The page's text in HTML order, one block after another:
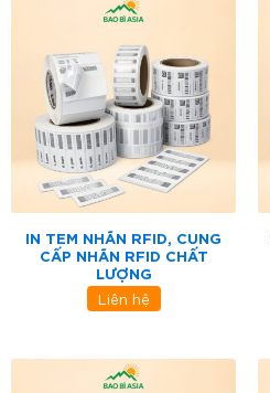
IN TEM NHÃN RFID, CUNG
CẤP NHÃN RFID CHẤT
LƯỢNG
Liên hệ